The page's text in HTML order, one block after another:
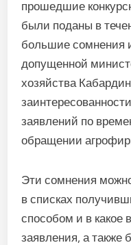
прошедшие
были поданы в
большие сомнения
допущенной
хозяйства
заявлений по
обращении
Эти сомнения
в списках
способом и в
заявления, а также